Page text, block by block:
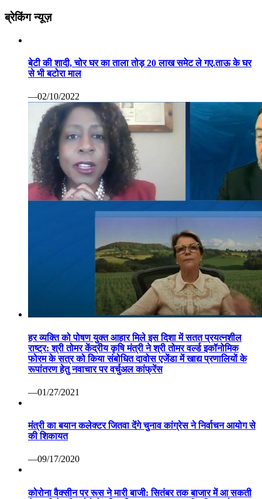
ब्रेकिंग न्यूज़
बेटी की शादी, चोर घर का ताला तोड़ 20 लाख समेट ले गए.ताऊ के घर
से भी बटोरा माल
—02/10/2022
हर व्यक्ति को पोषण युक्त आहार मिले इस दिशा में सतत प्रयत्नशील
राष्ट्र: श्री तोमर केंद्रीय कृषि मंत्री ने श्री तोमर वर्ल्ड इकॉनोमिक
फोरम के सत्र को किया संबोधित दावोस एजेंडा में खाद्य प्रणालियों के
रूपांतरण हेतु नवाचार पर वर्चुअल कांफ्रेंस
—01/27/2021
मंत्री का बयान कलेक्टर जितवा देंगे चुनाव कांग्रेस ने निर्वाचन आयोग से
की शिकायत
—09/17/2020
कोरोना वैक्सीन पर रूस ने मारी बाजी: सितंबर तक बाजार में आ सकती